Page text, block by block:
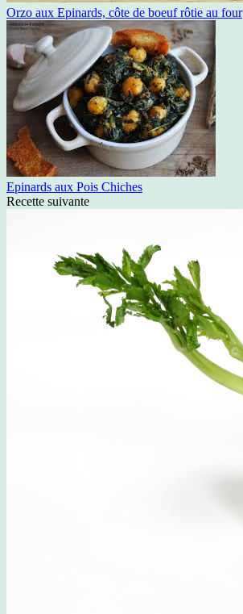
Orzo aux Epinards, côte de boeuf rôtie au four
Epinards aux Pois Chiches
Recette suivante